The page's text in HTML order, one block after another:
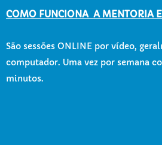
COMO FUNCIONA A MENTORIA
São sessões ONLINE por vídeo,
computador. Uma vez por semana
minutos.